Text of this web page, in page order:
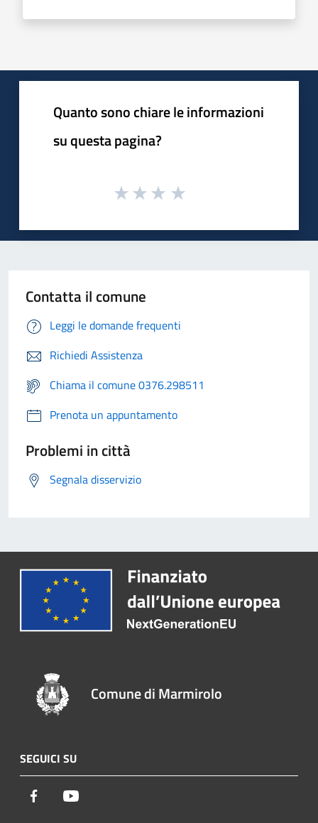
Quanto sono chiare le informazioni
su questa pagina?
Contatta il comune
Leggi le domande frequenti
Richiedi Assistenza
Chiama il comune 0376.298511
Prenota un appuntamento
Problemi in città
Segnala disservizio
Comune di Marmirolo
SEGUICI SU
Facebook